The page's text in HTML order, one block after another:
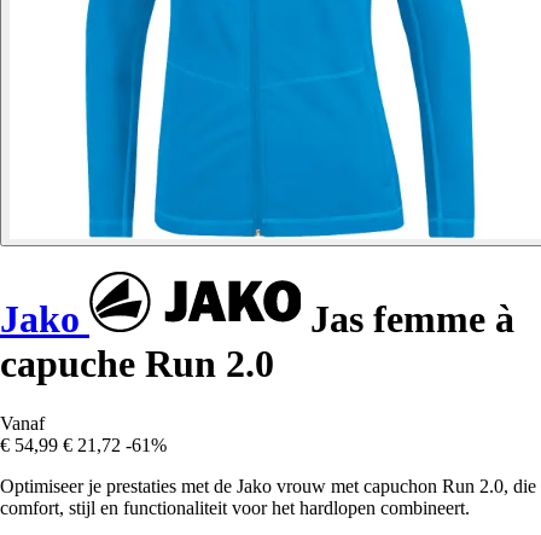
Jako
Jas femme à
capuche Run 2.0
Vanaf
€ 54,99 € 21,72 -61%
Optimiseer je prestaties met de Jako vrouw met capuchon Run 2.0, die
comfort, stijl en functionaliteit voor het hardlopen combineert.